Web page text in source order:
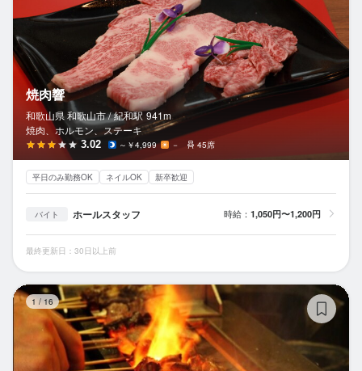
焼肉響
和歌山県 和歌山市 / 紀和駅 941m
焼肉、ホルモン、ステーキ
3.02 ～￥4,999 － 45席
平日のみ勤務OK ネイルOK 新卒歓迎
バイト ホールスタッフ 時給： 1,050円〜1,200円
最終更新日：30日以上前
1/16